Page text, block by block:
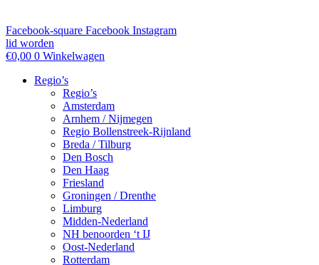
Facebook-square Facebook Instagram
lid worden
€0,00 0 Winkelwagen
Regio’s
Regio’s
Amsterdam
Arnhem / Nijmegen
Regio Bollenstreek-Rijnland
Breda / Tilburg
Den Bosch
Den Haag
Friesland
Groningen / Drenthe
Limburg
Midden-Nederland
NH benoorden ‘t IJ
Oost-Nederland
Rotterdam